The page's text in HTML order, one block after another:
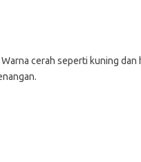
cerah seperti kuning dan